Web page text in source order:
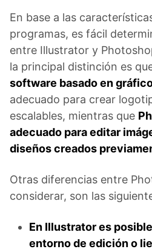
En base a las
programas, es fácil
entre Illustrator y
la principal distinción es
software basado en
adecuado para crear
escalables, mientras que
adecuado para editar
diseños creados
Otras diferencias entre
considerar, son las
En Illustrator es
entorno de edición o